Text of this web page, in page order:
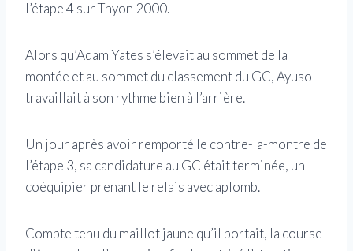
l’étape 4 sur Thyon 2000.
Alors qu’Adam Yates s’élevait au sommet de la
montée et au sommet du classement du GC, Ayuso
travaillait à son rythme bien à l’arrière.
Un jour après avoir remporté le contre-la-montre de
l’étape 3, sa candidature au GC était terminée, un
coéquipier prenant le relais avec aplomb.
Compte tenu du maillot jaune qu’il portait, la course